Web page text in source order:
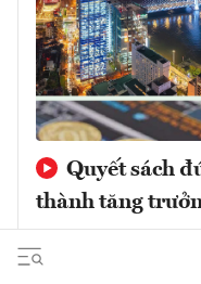
Quyết sách
thành tăng